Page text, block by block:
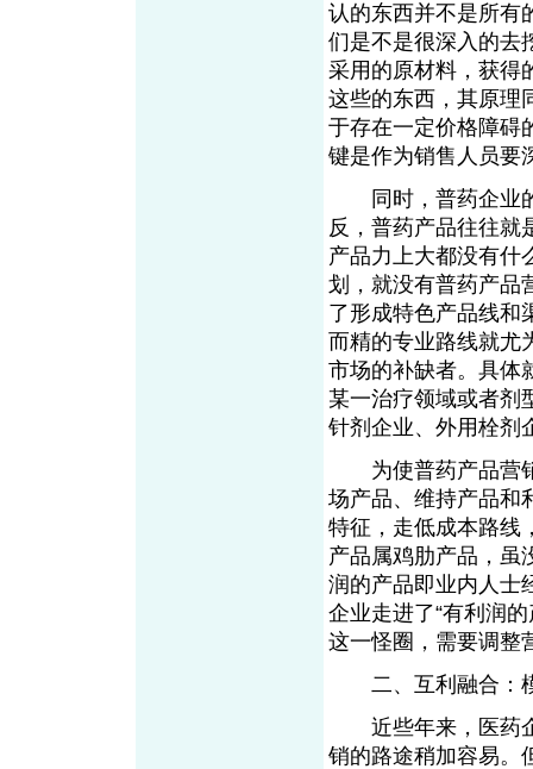
认的东西并不是所有
们是不是很深入的去
采用的原材料，获得
这些的东西，其原理
于存在一定价格障碍
键是作为销售人员要
同时，普药企业的
反，普药产品往往就
产品力上大都没有什
划，就没有普药产品
了形成特色产品线和
而精的专业路线就尤
市场的补缺者。具体
某一治疗领域或者剂
针剂企业、外用栓剂
为使普药产品营销
场产品、维持产品和
特征，走低成本路线
产品属鸡肋产品，虽
润的产品即业内人士
企业走进了“有利润
这一怪圈，需要调整
二、互利融合：
近些年来，医药企
销的路途稍加容易。